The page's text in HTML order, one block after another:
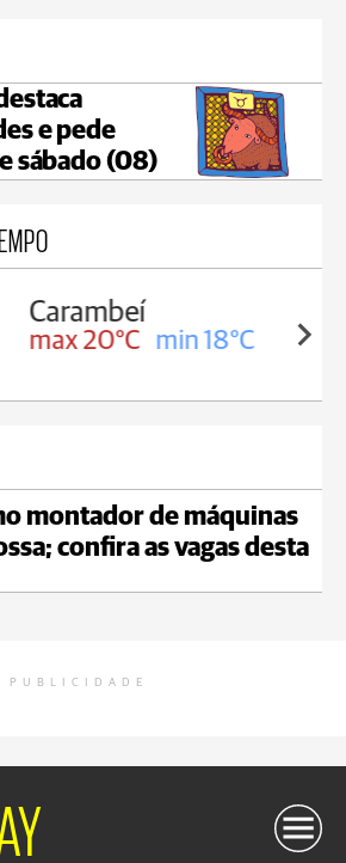
e pede
sábado (08)
Carambeí
max 20°C min 18°C
montador de máquinas
confira as vagas desta
PUBLICIDADE